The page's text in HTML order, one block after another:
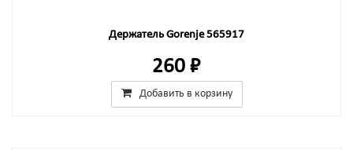
Держатель Gorenje 565917
260 ₽
Добавить в корзину